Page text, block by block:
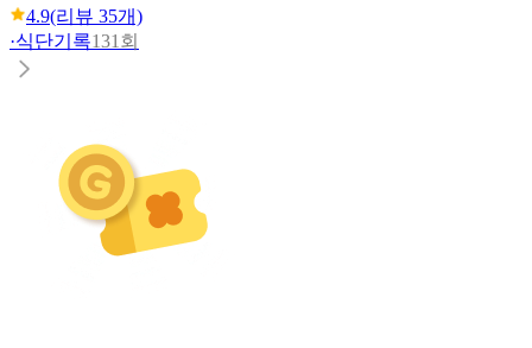
4.9(리뷰 35개)
·식단기록131회